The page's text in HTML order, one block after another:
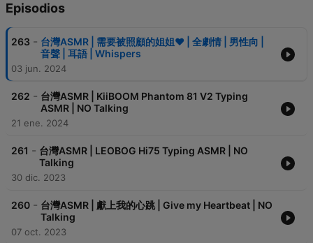
Episodios
263 - 台灣ASMR | 需要被照顧的姐姐❤️ | 全劇情 | 男性向 |
音聲 | 耳語 | Whispers
03 jun. 2024
262 - 台灣ASMR | KiiBOOM Phantom 81 V2 Typing
ASMR | NO Talking
21 ene. 2024
261 - 台灣ASMR | LEOBOG Hi75 Typing ASMR | NO
Talking
30 dic. 2023
260 - 台灣ASMR | 獻上我的心跳 | Give my Heartbeat | NO
Talking
07 oct. 2023